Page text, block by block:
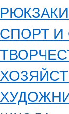
СПОРТ И